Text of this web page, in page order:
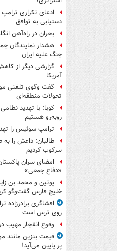
ادعای تکراری ترامپ
دستیابی به توافق
بحران در راه‌آهن
هشدار نمایندگان
جنگ علیه ایران
گزارشی دیگر از
آمریکا
گفت وگوی تلفنی
تحولات منطقه‌ای
کوبا: با تهدید
روبه‌رو هستیم
ترامپ سوئیس را
طالبان: داعش را به
سرکوب کردیم
امضای سران
«دفاع جمعی»
پوتین و محمد بن
خلیج فارس گفت‌وگو
افشاگری برادرزاده
روی ترس است
وقوع انفجار مهیب
قیمت بنزین مانند
پر پایین می‌آید!